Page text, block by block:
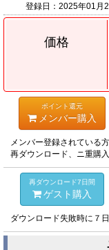
登録日： 2025年01月
価格
ポイント還元
メンバー購入
メンバー登録されている方
再ダウンロード、ニ重購
再ダウンロード7日間
ゲスト購入
ダウンロード失敗時に７